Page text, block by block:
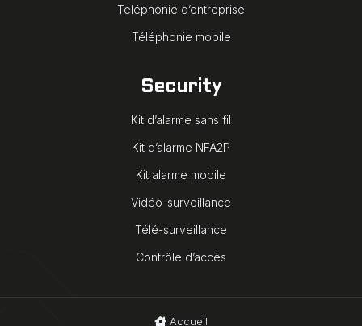
Téléphonie d’entreprise
Téléphonie mobile
Security
Kit d’alarme sans fil
Kit d’alarme NFA2P
Kit alarme mobile
Vidéo-surveillance
Télé-surveillance
Contrôle d’accès
Accueil